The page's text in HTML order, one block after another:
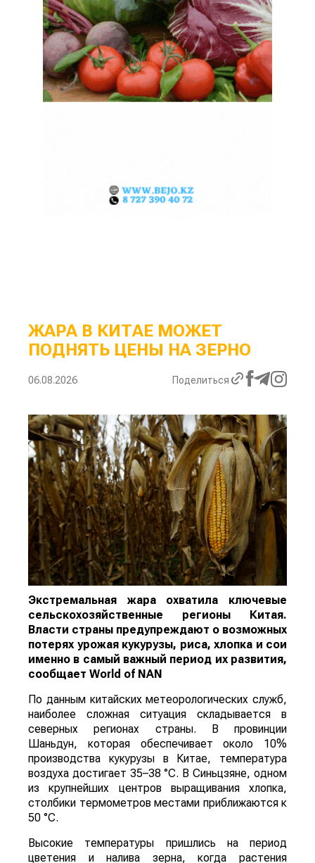
ЖАРА В КИТАЕ МОЖЕТ
ПОДНЯТЬ ЦЕНЫ НА ЗЕРНО
06.08.2026 Поделиться
Экстремальная жара охватила ключевые
сельскохозяйственные регионы Китая.
Власти страны предупреждают о возможных
потерях урожая кукурузы, риса, хлопка и сои
именно в самый важный период их развития,
сообщает World of NAN
По данным китайских метеорологических служб,
наиболее сложная ситуация складывается в
северных регионах страны. В провинции
Шаньдун, которая обеспечивает около 10%
производства кукурузы в Китае, температура
воздуха достигает 35–38 °C. В Синьцзяне, одном
из крупнейших центров выращивания хлопка,
столбики термометров местами приближаются к
50 °C.
Высокие температуры пришлись на период
цветения и налива зерна, когда растения